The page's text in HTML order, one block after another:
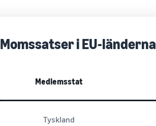
Momssatser i EU-länderna
Medlemsstat
Tyskland